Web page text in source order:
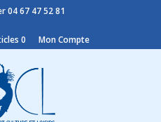
04 67 47 52 81
0 Mon Compte